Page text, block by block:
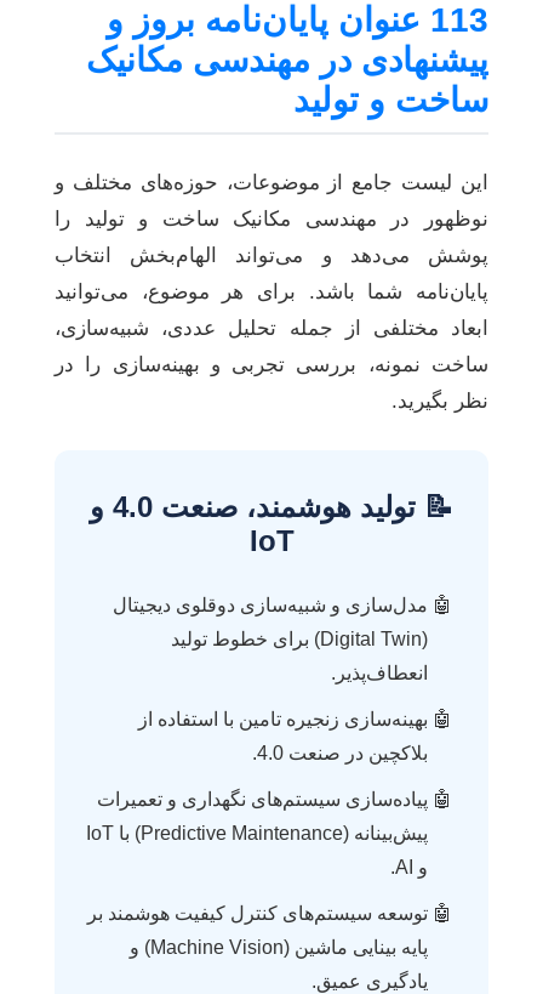
113 عنوان پایان‌نامه بروز و
پیشنهادی در مهندسی مکانیک
ساخت و تولید
این لیست جامع از موضوعات، حوزه‌های مختلف و
نوظهور در مهندسی مکانیک ساخت و تولید را
پوشش می‌دهد و می‌تواند الهام‌بخش انتخاب
پایان‌نامه شما باشد. برای هر موضوع، می‌توانید
ابعاد مختلفی از جمله تحلیل عددی، شبیه‌سازی،
ساخت نمونه، بررسی تجربی و بهینه‌سازی را در
نظر بگیرید.
📝 تولید هوشمند، صنعت 4.0 و
IoT
مدل‌سازی و شبیه‌سازی دوقلوی دیجیتال
(Digital Twin) برای خطوط تولید
انعطاف‌پذیر.
بهینه‌سازی زنجیره تامین با استفاده از
بلاکچین در صنعت 4.0.
پیاده‌سازی سیستم‌های نگهداری و تعمیرات
پیش‌بینانه (Predictive Maintenance) با IoT
و AI.
توسعه سیستم‌های کنترل کیفیت هوشمند بر
پایه بینایی ماشین (Machine Vision) و
یادگیری عمیق.